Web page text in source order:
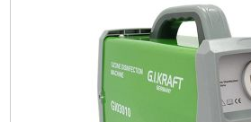
Подробнее...